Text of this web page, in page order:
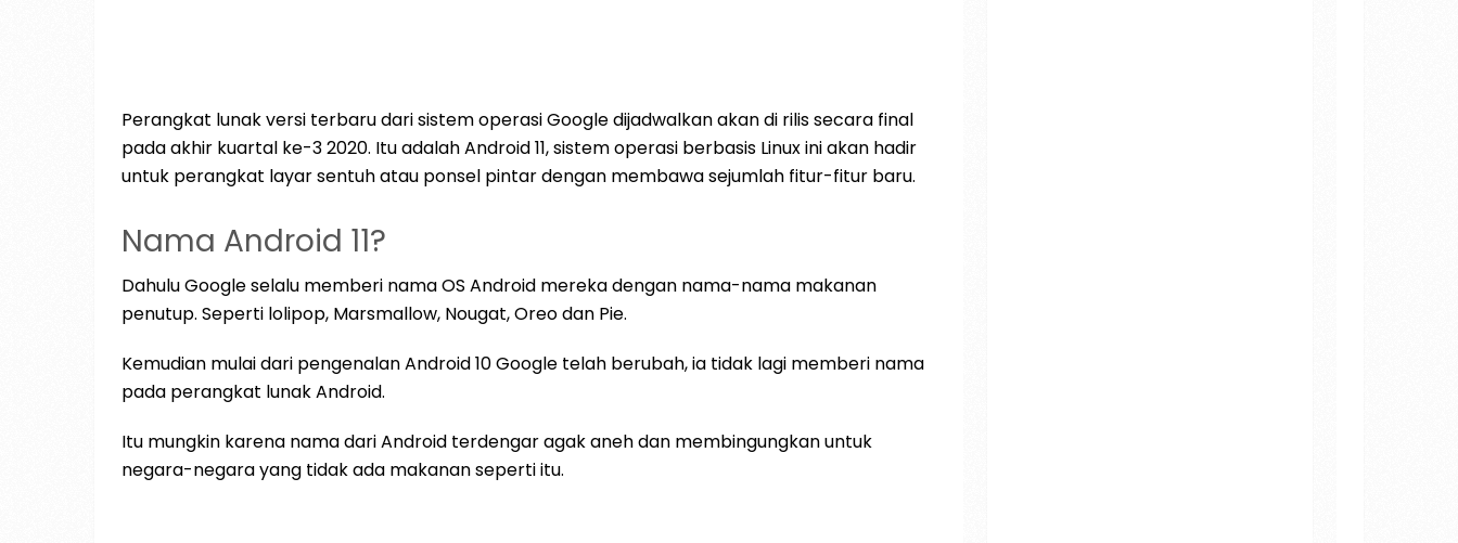
Perangkat lunak versi terbaru dari sistem operasi Google dijadwalkan akan di rilis secara final
pada akhir kuartal ke-3 2020. Itu adalah Android 11, sistem operasi berbasis Linux ini akan hadir
untuk perangkat layar sentuh atau ponsel pintar dengan membawa sejumlah fitur-fitur baru.
Nama Android 11?
Dahulu Google selalu memberi nama OS Android mereka dengan nama-nama makanan
penutup. Seperti lolipop, Marsmallow, Nougat, Oreo dan Pie.
Kemudian mulai dari pengenalan Android 10 Google telah berubah, ia tidak lagi memberi nama
pada perangkat lunak Android.
Itu mungkin karena nama dari Android terdengar agak aneh dan membingungkan untuk
negara-negara yang tidak ada makanan seperti itu.